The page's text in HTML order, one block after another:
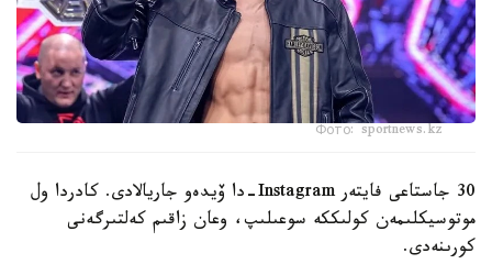
Фото: sportnews.kz
30 جاستاعى فايتەر Instagram-دا ۆيدەو جاريالادى. كادردا ول
موتوسيكلىمەن كولىككە سوعىلىپ، وعان زاقىم كەلتىرگەنى
كورىنەدى.